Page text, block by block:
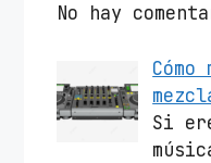
No hay
Si